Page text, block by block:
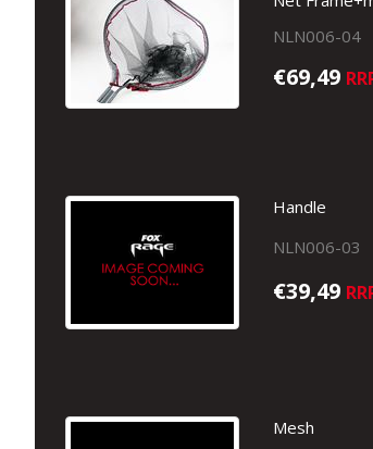
NLN006-04
€69,49
Handle
NLN006-03
€39,49
Mesh